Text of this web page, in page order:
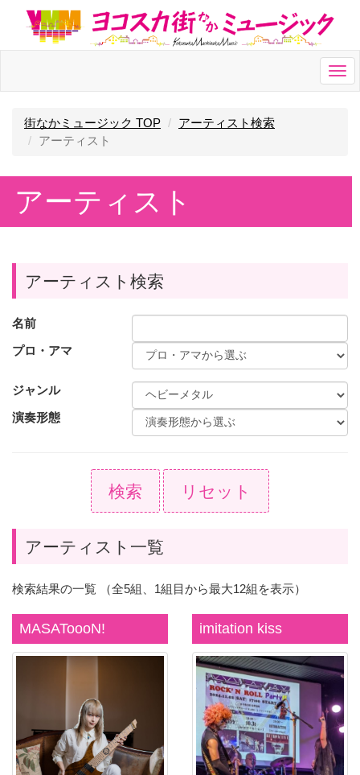
街なかミュージック TOP
アーティスト検索
アーティスト
アーティスト
アーティスト検索
名前
プロ・アマ
ジャンル
演奏形態
検索 リセット
アーティスト一覧
検索結果の一覧 （全5組、1組目から最大12組を表示）
MASAToooN! imitation kiss